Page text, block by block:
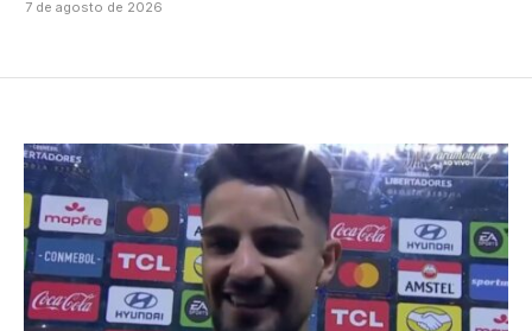
7 de agosto de 2026